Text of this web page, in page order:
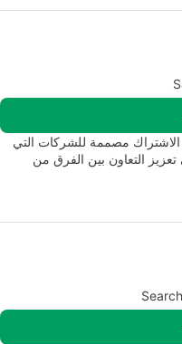
مصممة للشركات التي
التعاون بين الفرق من